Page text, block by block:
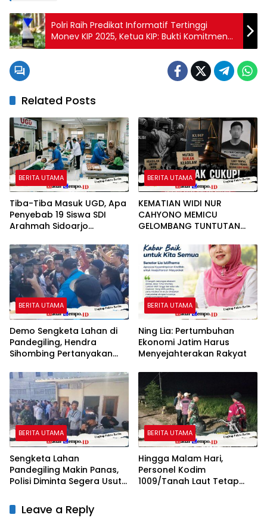
Polri Raih Predikat Informatif Tertinggi
Monev KIP 2025, Ketua KIP: Bukti Komitmen
Transparansi
Related Posts
BERITA UTAMA
Tiba-Tiba Masuk UGD, Apa
Penyebab 19 Siswa SDI
Arahmah Sidoarjo
BERITA UTAMA
KEMATIAN WIDI NUR
CAHYONO MEMICU
GELOMBANG TUNTUTAN
TAK MENJAWAB
PERTANYAAN HUKUM,
DESAKAN PROSES PIDANA
MENGUAT
BERITA UTAMA
Demo Sengketa Lahan di
Pandegiling, Hendra
Sihombing Pertanyakan
BERITA UTAMA
Ning Lia: Pertumbuhan
Ekonomi Jatim Harus
Menyejahterakan Rakyat
BERITA UTAMA
Sengketa Lahan
Pandegiling Makin Panas,
Polisi Diminta Segera Usut
Kegaduhan Di Surabaya
BERITA UTAMA
Hingga Malam Hari,
Personel Kodim
1009/Tanah Laut Tetap
Leave a Reply